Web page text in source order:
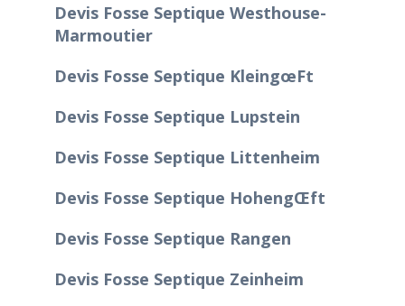
Devis Fosse Septique Westhouse-
Marmoutier
Devis Fosse Septique Kleingœft
Devis Fosse Septique Lupstein
Devis Fosse Septique Littenheim
Devis Fosse Septique Hohengœft
Devis Fosse Septique Rangen
Devis Fosse Septique Zeinheim